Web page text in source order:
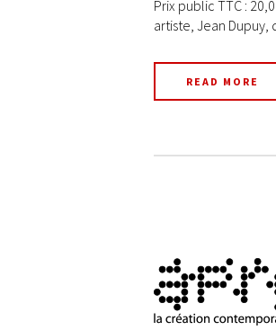
Prix public TTC :
artiste, Jean Dupuy,
READ MORE